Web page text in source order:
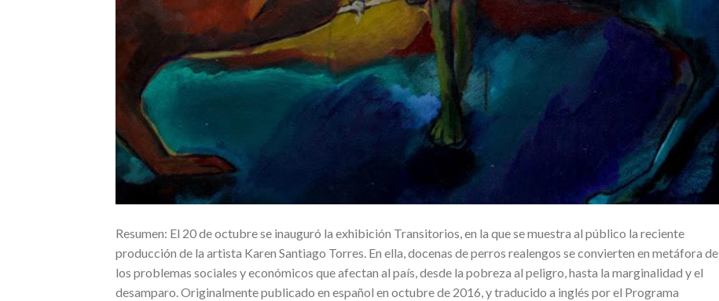
Resumen: El 20 de octubre se inauguró la exhibición Transitorios, en la que se muestra al público la reciente
producción de la artista Karen Santiago Torres. En ella, docenas de perros realengos se convierten en metáfora de
los problemas sociales y económicos que afectan al país, desde la pobreza al peligro, hasta la marginalidad y el
desamparo. Originalmente publicado en español en octubre de 2016, y traducido a inglés por el Programa